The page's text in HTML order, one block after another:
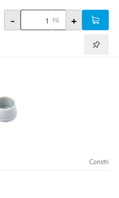
- PA +
Constri